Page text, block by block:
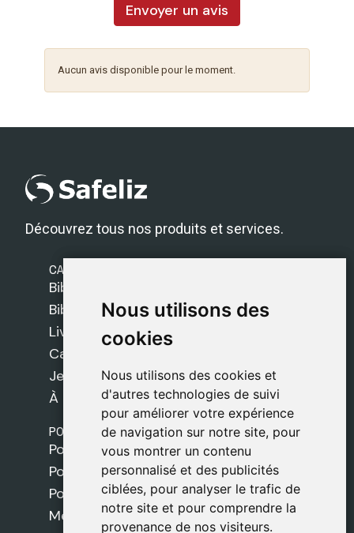
Nous utilisons des
cookies
Nous utilisons des cookies et
d'autres technologies de suivi
pour améliorer votre expérience
de navigation sur notre site, pour
vous montrer un contenu
personnalisé et des publicités
ciblées, pour analyser le trafic de
notre site et pour comprendre la
provenance de nos visiteurs.
Nous utilisons des
cookies
Nous utilisons des cookies et
d'autres technologies de suivi
pour améliorer votre expérience
de navigation sur notre site, pour
vous montrer un contenu
personnalisé et des publicités
ciblées, pour analyser le trafic de
notre site et pour comprendre la
provenance de nos visiteurs.
Envoyer un avis
Aucun avis disponible pour le moment.
Découvrez tous nos produits et services.
CATÉGORIES
Bibles Safeliz
Bibles
Livres
Cadeaux
Jeux
À propos de nous
POLITIQUES
Politique de livraison
Politique de cookies
Politique de confidentialité
Mentions légales